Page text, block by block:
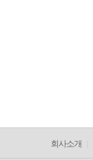
회사소개